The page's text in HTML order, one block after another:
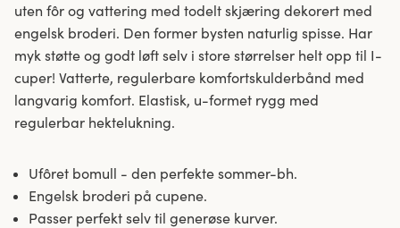
uten fôr og vattering med todelt skjæring dekorert med
engelsk broderi. Den former bysten naturlig spisse. Har
myk støtte og godt løft selv i store størrelser helt opp til I-
cuper! Vatterte, regulerbare komfortskulderbånd med
langvarig komfort. Elastisk, u-formet rygg med
regulerbar hektelukning.
Ufôret bomull - den perfekte sommer-bh.
Engelsk broderi på cupene.
Passer perfekt selv til generøse kurver.